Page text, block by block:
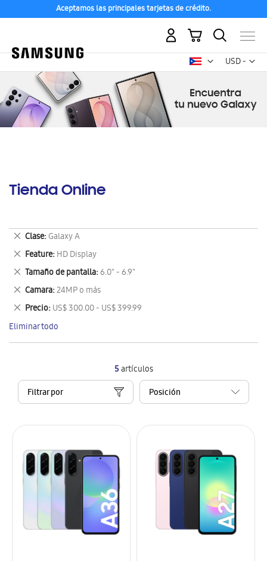
Aceptamos las principales tarjetas de crédito.
USD -
dólar
Mi carrito
Tienda Online
5artículos
Filtrar por
Clase Galaxy A
Eliminar
este
artículo
Feature HD Display
Eliminar
este
artículo
Tamaño de pantalla 6.0" - 6.9"
Eliminar
este
artículo
Camara 24MP o más
Eliminar
este
artículo
Precio US$ 300.00 - US$ 399.99
Eliminar
este
artículo
Eliminar todo